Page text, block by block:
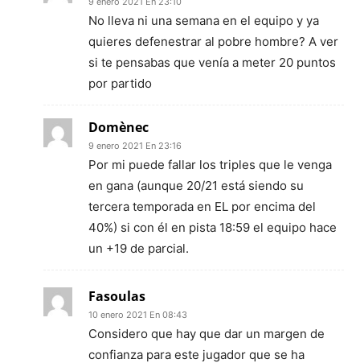
No lleva ni una semana en el equipo y ya
quieres defenestrar al pobre hombre? A ver
si te pensabas que venía a meter 20 puntos
por partido
Domènec
9 enero 2021 En 23:16
Por mi puede fallar los triples que le venga
en gana (aunque 20/21 está siendo su
tercera temporada en EL por encima del
40%) si con él en pista 18:59 el equipo hace
un +19 de parcial.
Fasoulas
10 enero 2021 En 08:43
Considero que hay que dar un margen de
confianza para este jugador que se ha